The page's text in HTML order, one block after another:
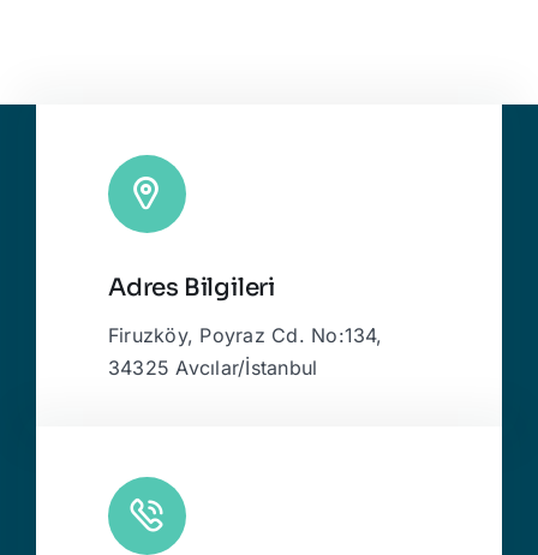
Adres Bilgileri
Firuzköy, Poyraz Cd. No:134,
34325 Avcılar/İstanbul